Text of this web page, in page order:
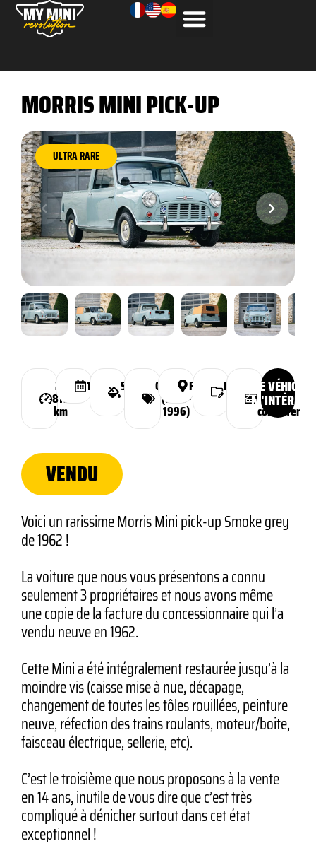
MORRIS MINI PICK-UP
ULTRA RARE
CE VÉHICULE
28
810
km
1962 Smoke
Grey
Classique
(1959-
1996)
FranceFinancement
possible
Prix :
nous
consulter
VENDU
Voici un rarissime Morris Mini pick-up Smoke grey
de 1962 !
La voiture que nous vous présentons a connu
seulement 3 propriétaires et nous avons même
une copie de la facture du concessionnaire qui l’a
vendu neuve en 1962.
Cette Mini a été intégralement restaurée jusqu’à la
moindre vis (caisse mise à nue, décapage,
changement de toutes les tôles rouillées, peinture
neuve, réfection des trains roulants, moteur/boite,
faisceau électrique, sellerie, etc).
C’est le troisième que nous proposons à la vente
en 14 ans, inutile de vous dire que c’est très
compliqué à dénicher surtout dans cet état
exceptionnel !